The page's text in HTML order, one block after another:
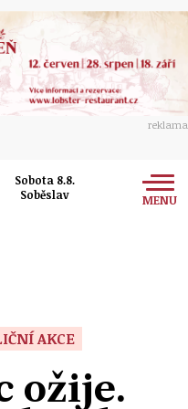
reklama
Sobota 8.8.
Soběslav
MENU
AKCE
ožije.